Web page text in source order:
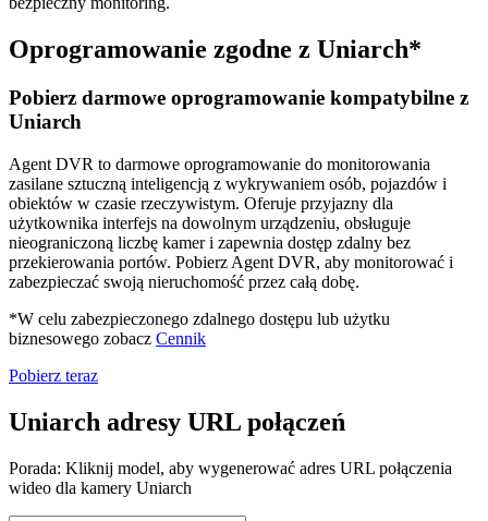
Oprogramowanie zgodne z Uniarch*
Pobierz darmowe oprogramowanie kompatybilne z
Uniarch
Agent DVR to darmowe oprogramowanie do monitorowania
zasilane sztuczną inteligencją z wykrywaniem osób, pojazdów i
obiektów w czasie rzeczywistym. Oferuje przyjazny dla
użytkownika interfejs na dowolnym urządzeniu, obsługuje
nieograniczoną liczbę kamer i zapewnia dostęp zdalny bez
przekierowania portów. Pobierz Agent DVR, aby monitorować i
zabezpieczać swoją nieruchomość przez całą dobę.
*W celu zabezpieczonego zdalnego dostępu lub użytku
biznesowego zobacz Cennik
Pobierz teraz
Uniarch adresy URL połączeń
Porada: Kliknij model, aby wygenerować adres URL połączenia
wideo dla kamery Uniarch